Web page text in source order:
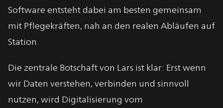
Software entsteht dabei am besten gemeinsam
mit Pflegekräften, nah an den realen Abläufen auf
Station.
Die zentrale Botschaft von Lars ist klar: Erst wenn
wir Daten verstehen, verbinden und sinnvoll
nutzen, wird Digitalisierung vom